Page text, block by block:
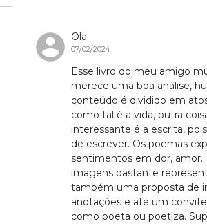
Ola
07/02/2024
Esse livro do meu amigo
merece uma boa análise,
conteúdo é dividido em
como tal é a vida, outra
interessante é a escrita,
de escrever. Os poemas
sentimentos em dor,
imagens bastante
também uma proposta de
anotações e até um
como poeta ou poetiza.